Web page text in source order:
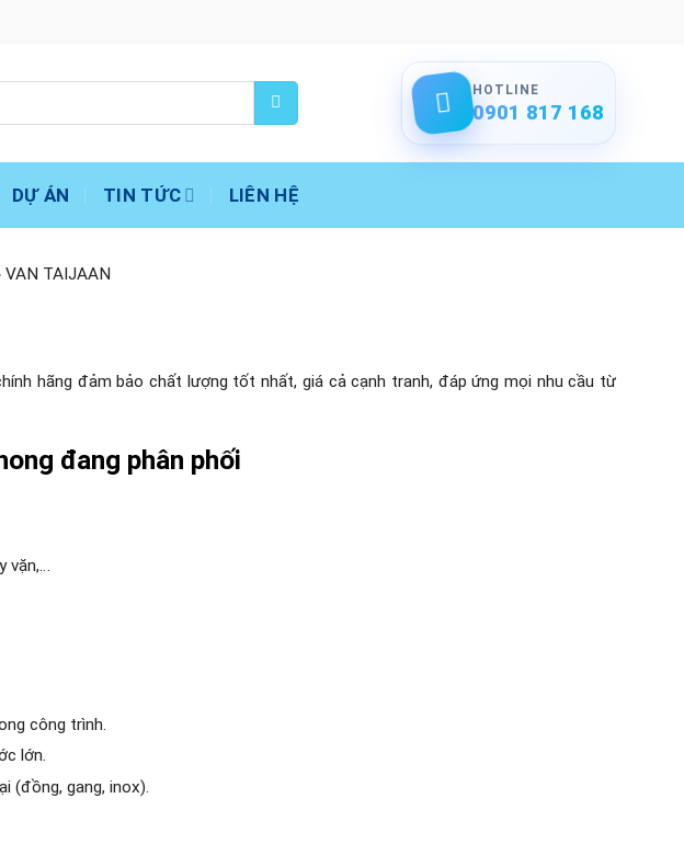
HOTLINE
0901 817 168
DỰ ÁN TIN TỨC LIÊN HỆ
VAN TAIJAAN
hãng đảm bảo chất lượng tốt nhất, giá cả cạnh tranh, đáp ứng mọi nhu cầu từ
đang phân phối
vặn,…
công trình.
lớn.
(đồng, gang, inox).